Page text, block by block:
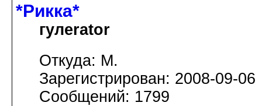
*Рикка*
гулеrator
Откуда: М.
Зарегистрирован: 2008-09-06
Сообщений: 1799